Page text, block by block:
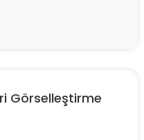
Görselleştirme